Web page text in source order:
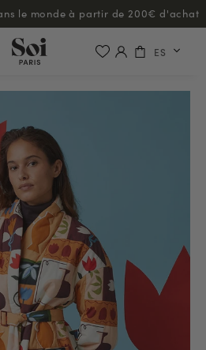
programme de fidélité !
ES